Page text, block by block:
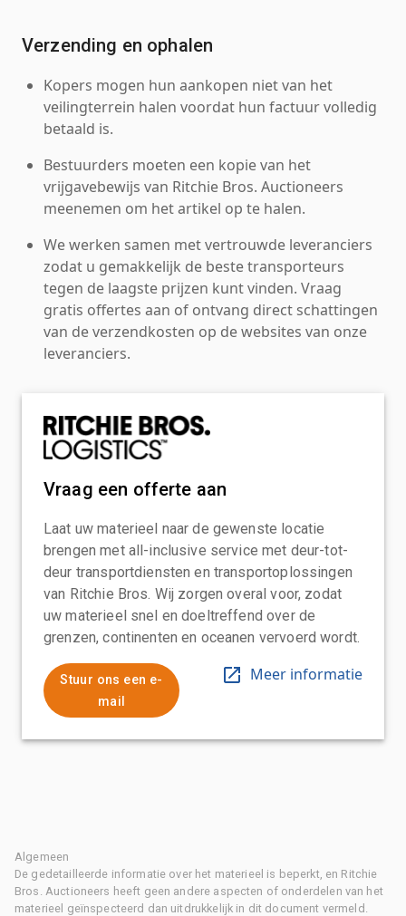
Verzending en ophalen
Kopers mogen hun aankopen niet van het
veilingterrein halen voordat hun factuur volledig
betaald is.
Bestuurders moeten een kopie van het
vrijgavebewijs van Ritchie Bros. Auctioneers
meenemen om het artikel op te halen.
We werken samen met vertrouwde leveranciers
zodat u gemakkelijk de beste transporteurs
tegen de laagste prijzen kunt vinden. Vraag
gratis offertes aan of ontvang direct schattingen
van de verzendkosten op de websites van onze
leveranciers.
Vraag een offerte aan
Laat uw materieel naar de gewenste locatie
brengen met all-inclusive service met deur-tot-
deur transportdiensten en transportoplossingen
van Ritchie Bros. Wij zorgen overal voor, zodat
uw materieel snel en doeltreffend over de
grenzen, continenten en oceanen vervoerd wordt.
Stuur ons een e-
mail
Meer informatie
Algemeen
De gedetailleerde informatie over het materieel is beperkt, en Ritchie
Bros. Auctioneers heeft geen andere aspecten of onderdelen van het
materieel geïnspecteerd dan uitdrukkelijk in dit document vermeld.